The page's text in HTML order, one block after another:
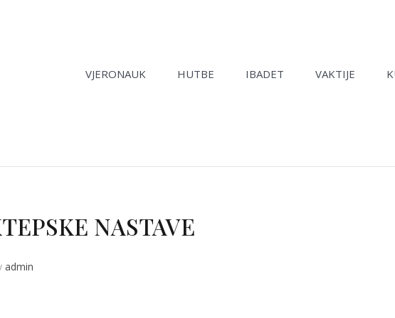
VJERONAUK HUTBE IBADET VAKTIJE
NASTAVE
admin